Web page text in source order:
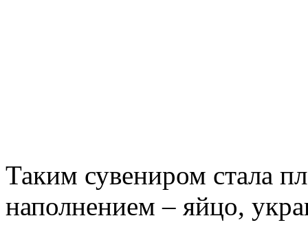
Таким сувениром стала
наполнением – яйцо,